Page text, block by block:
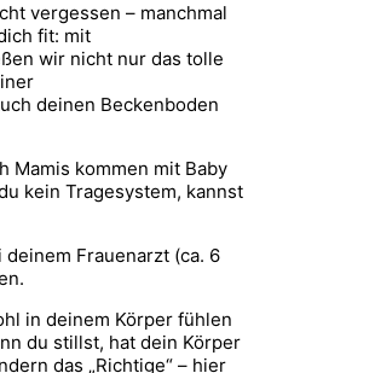
vergessen – manchmal
fit: mit
wir nicht nur das tolle
deinen Beckenboden
Mamis kommen mit Baby
kein Tragesystem, kannst
Frauenarzt (ca. 6
in deinem Körper fühlen
du stillst, hat dein Körper
das „Richtige“ – hier